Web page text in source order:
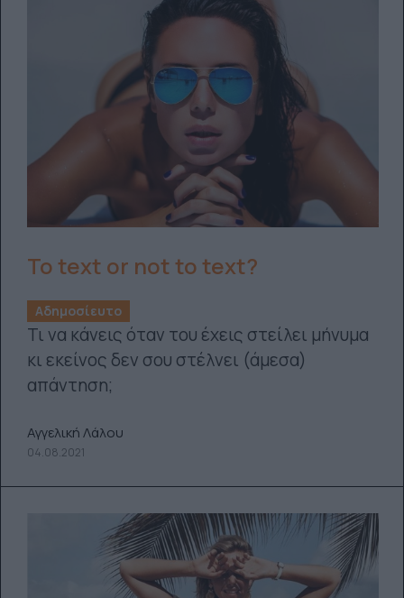
To text or not to text?
Αδημοσίευτο
Τι να κάνεις όταν του έχεις στείλει μήνυμα
κι εκείνος δεν σου στέλνει (άμεσα)
απάντηση;
Αγγελική Λάλου
04.08.2021